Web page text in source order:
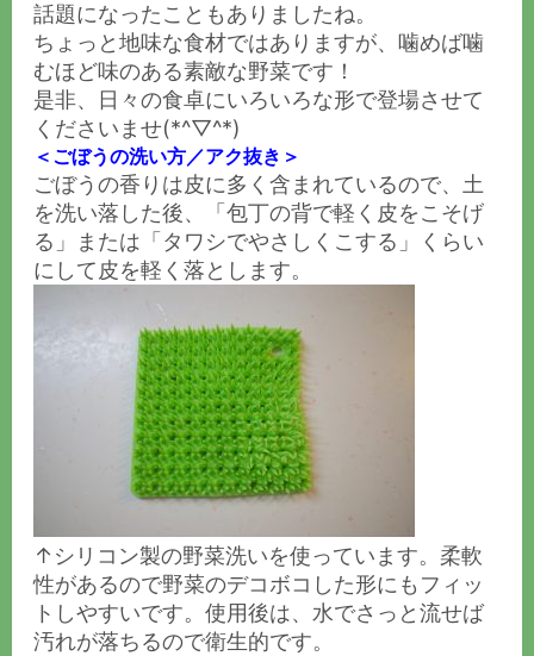
話題になったこともありましたね。
ちょっと地味な食材ではありますが、噛めば噛
むほど味のある素敵な野菜です！
是非、日々の食卓にいろいろな形で登場させて
くださいませ(*^▽^*)
＜ごぼうの洗い方／アク抜き＞
ごぼうの香りは皮に多く含まれているので、土
を洗い落した後、「包丁の背で軽く皮をこそげ
る」または「タワシでやさしくこする」くらい
にして皮を軽く落とします。
↑シリコン製の野菜洗いを使っています。柔軟
性があるので野菜のデコボコした形にもフィッ
トしやすいです。使用後は、水でさっと流せば
汚れが落ちるので衛生的です。